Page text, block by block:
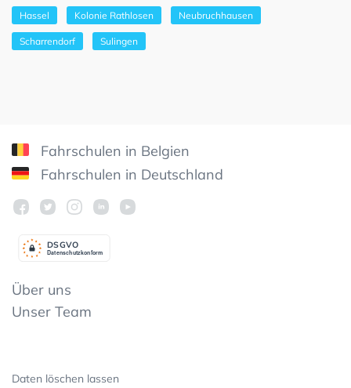
Hassel Kolonie Rathlosen Neubruchhausen
Scharrendorf Sulingen
Fahrschulen in Belgien
Fahrschulen in Deutschland
Datenschutzkonform
DSGVO
Über uns
Unser Team
Daten löschen lassen